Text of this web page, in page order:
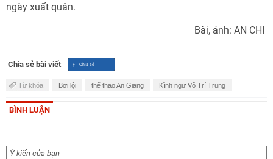
ngày xuất quân.
Bài, ảnh: AN CHI
Chia sẻ bài viết
Từ khóa Bơi lội thể thao An Giang Kình ngư Võ Trí Trung
BÌNH LUẬN